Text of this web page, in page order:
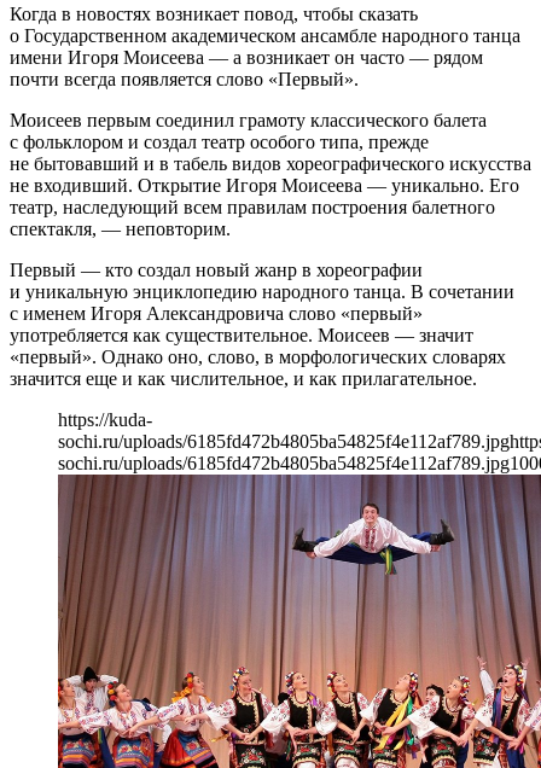
Когда в новостях возникает повод, чтобы сказать
о Государственном академическом ансамбле народного танца
имени Игоря Моисеева — а возникает он часто — рядом
почти всегда появляется слово «Первый».
Моисеев первым соединил грамоту классического балета
с фольклором и создал театр особого типа, прежде
не бытовавший и в табель видов хореографического искусства
не входивший. Открытие Игоря Моисеева — уникально. Его
театр, наследующий всем правилам построения балетного
спектакля, — неповторим.
Первый — кто создал новый жанр в хореографии
и уникальную энциклопедию народного танца. В сочетании
с именем Игоря Александровича слово «первый»
употребляется как существительное. Моисеев — значит
«первый». Однако оно, слово, в морфологических словарях
значится еще и как числительное, и как прилагательное.
https://kuda-
sochi.ru/uploads/6185fd472b4805ba54825f4e112af789.jpg
sochi.ru/uploads/6185fd472b4805ba54825f4e112af789.jpg